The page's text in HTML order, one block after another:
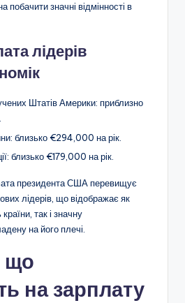
побачити значні відмінності в
лідерів
Штатів Америки: приблизно
близько €294,000 на рік.
близько €179,000 на рік.
президента США перевищує
лідерів, що відображає як
так і значну
на його плечі.
що
на зарплату